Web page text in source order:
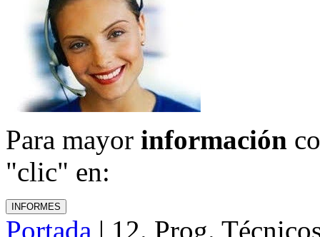
Para mayor información
"clic" en:
Portada | 12. Prog.